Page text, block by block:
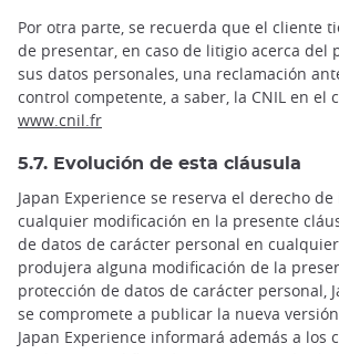
Por otra parte, se recuerda que el cliente
de presentar, en caso de litigio acerca del
sus datos personales, una reclamación
control competente, a saber, la CNIL en el
www.cnil.fr
5.7. Evolución de esta cláusula
Japan Experience se reserva el derecho
cualquier modificación en la presente
de datos de carácter personal en
produjera alguna modificación de la
protección de datos de carácter personal,
se compromete a publicar la nueva
Japan Experience informará además a los